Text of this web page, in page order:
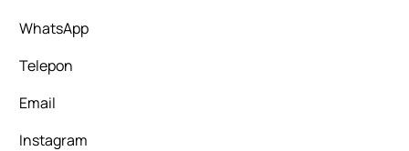
WhatsApp
Telepon
Email
Instagram